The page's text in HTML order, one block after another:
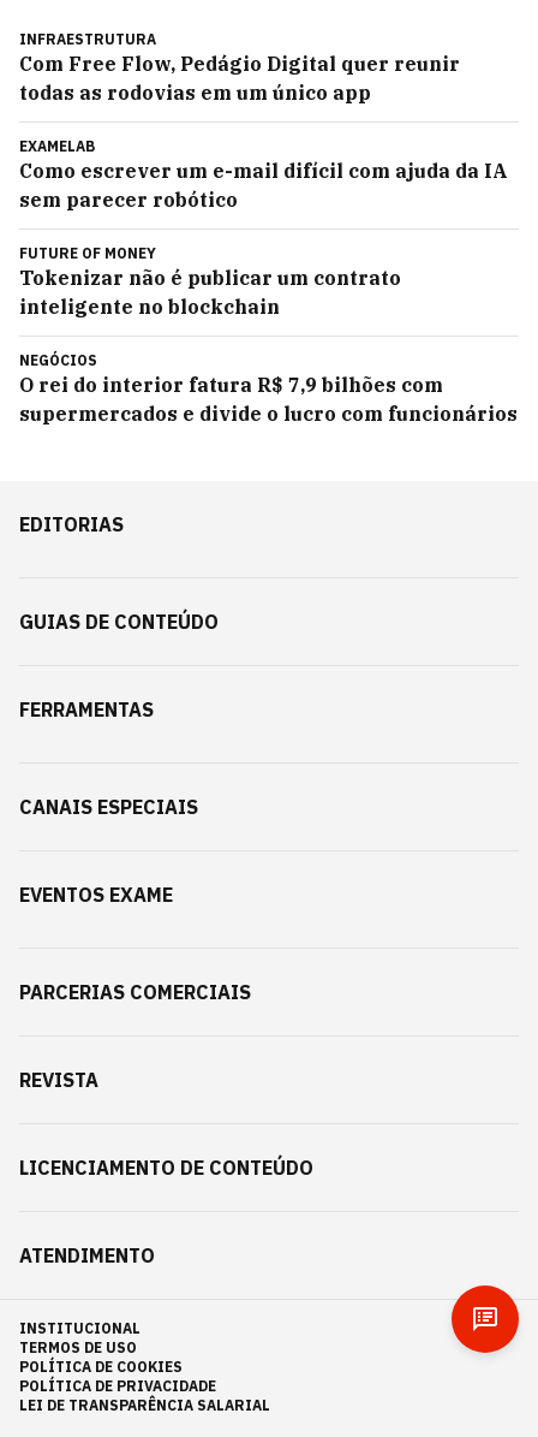
INFRAESTRUTURA
Com Free Flow, Pedágio Digital quer reunir
todas as rodovias em um único app
EXAMELAB
Como escrever um e-mail difícil com ajuda da IA
sem parecer robótico
FUTURE OF MONEY
Tokenizar não é publicar um contrato
inteligente no blockchain
NEGÓCIOS
O rei do interior fatura R$ 7,9 bilhões com
supermercados e divide o lucro com funcionários
EDITORIAS
GUIAS DE CONTEÚDO
FERRAMENTAS
CANAIS ESPECIAIS
EVENTOS EXAME
PARCERIAS COMERCIAIS
REVISTA
LICENCIAMENTO DE CONTEÚDO
ATENDIMENTO
INSTITUCIONAL
TERMOS DE USO
POLÍTICA DE COOKIES
POLÍTICA DE PRIVACIDADE
LEI DE TRANSPARÊNCIA SALARIAL